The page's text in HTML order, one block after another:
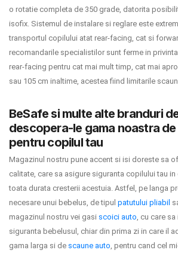
o rotatie completa de 350 grade, datorita
isofix. Sistemul de instalare si reglare este
transportul copilului atat rear-facing, cat si
recomandarile specialistilor sunt ferme in
rear-facing pentru cat mai mult timp, cat mai
sau 105 cm inaltime, acestea fiind limitarile
BeSafe si multe alte branduri
descopera-le gama noastra
pentru copilul tau
Magazinul nostru pune accent si isi doreste sa
calitate, care sa asigure siguranta copilului tau
toata durata cresterii acestuia. Astfel, pe langa
necesare unui bebelus, de tipul patutului pliabil
magazinul nostru vei gasi scoici auto, cu care
siguranta bebelusul, chiar din prima zi in care il
gama larga si de scaune auto, pentru cand cel